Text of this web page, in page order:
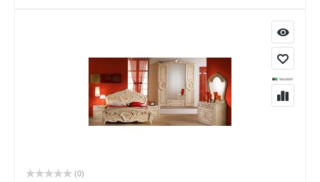
(0)